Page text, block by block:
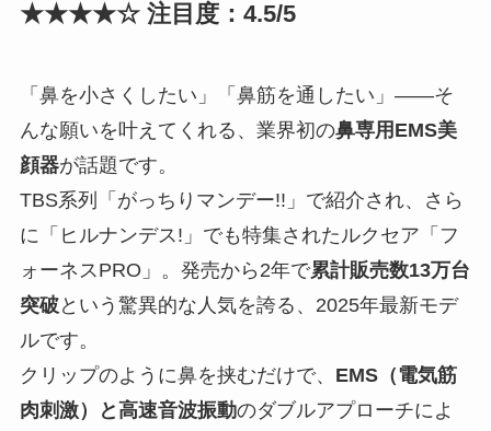
★★★★☆ 注目度：4.5/5
「鼻を小さくしたい」「鼻筋を通したい」――そ
んな願いを叶えてくれる、業界初の鼻専用EMS美
顔器が話題です。
TBS系列「がっちりマンデー!!」で紹介され、さら
に「ヒルナンデス!」でも特集されたルクセア「フ
ォーネスPRO」。発売から2年で累計販売数13万台
突破という驚異的な人気を誇る、2025年最新モデ
ルです。
クリップのように鼻を挟むだけで、 EMS（電気筋
肉刺激）と高速音波振動のダブルアプローチによ